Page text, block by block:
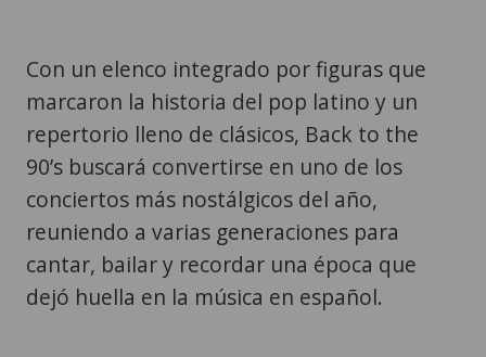
Con un elenco integrado por figuras que
marcaron la historia del pop latino y un
repertorio lleno de clásicos, Back to the
90’s buscará convertirse en uno de los
conciertos más nostálgicos del año,
reuniendo a varias generaciones para
cantar, bailar y recordar una época que
dejó huella en la música en español.